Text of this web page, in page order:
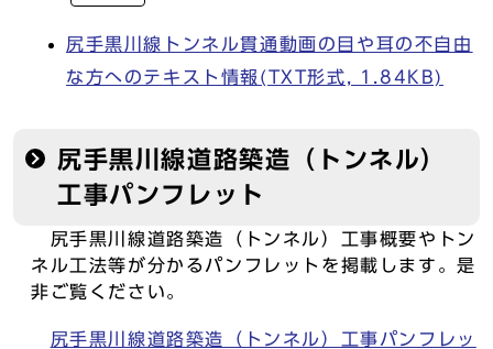
尻手黒川線トンネル貫通動画の目や耳の不自由
な方へのテキスト情報(TXT形式, 1.84KB)
尻手黒川線道路築造（トンネル）
工事パンフレット
尻手黒川線道路築造（トンネル）工事概要やトン
ネル工法等が分かるパンフレットを掲載します。是
非ご覧ください。
尻手黒川線道路築造（トンネル）工事パンフレッ